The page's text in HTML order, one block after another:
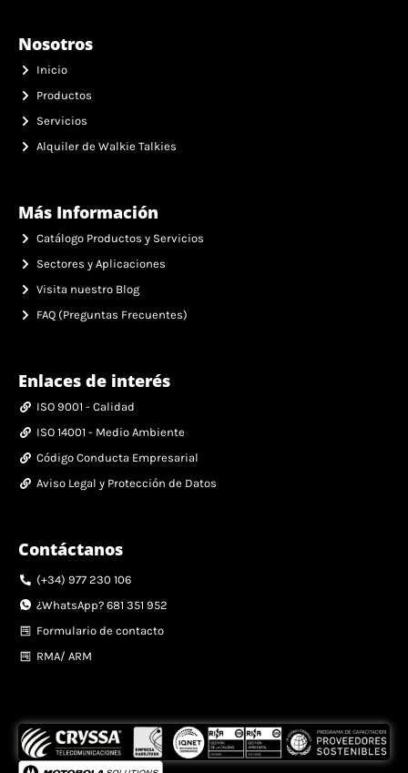
Nosotros
Inicio
Productos
Servicios
Alquiler de Walkie Talkies
Más Información
Catálogo Productos y Servicios
Sectores y Aplicaciones
Visita nuestro Blog
FAQ (Preguntas Frecuentes)
Enlaces de interés
ISO 9001 - Calidad
ISO 14001 - Medio Ambiente
Código Conducta Empresarial
Aviso Legal y Protección de Datos
Contáctanos
(+34) 977 230 106
¿WhatsApp? 681 351 952
Formulario de contacto
RMA/ ARM